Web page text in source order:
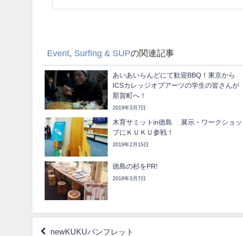
Event, Surfing & SUPの関連記事
あいあいらんどにて歓迎BBQ！東京から
ICSカレッジオブアーツの学生の皆さんが
那賀町へ！
2019年3月7日
木育サミットin徳島 展示・ワークショッ
プにＫＵＫＵ参戦！
2019年2月15日
徳島の杉をPR!
2018年3月7日
newKUKUパンフレット